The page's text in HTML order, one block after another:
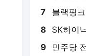
7 블랙핑
8 SK하이
9 민주당